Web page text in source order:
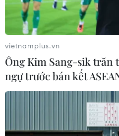
vietnamplus.vn
Ông Kim Sang-sik trăn
ngự trước bán kết